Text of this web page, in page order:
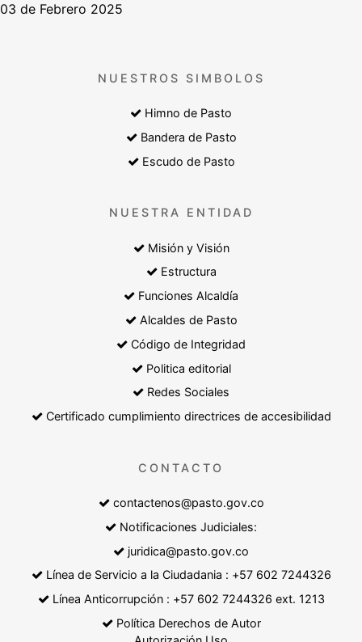
03 de Febrero 2025
NUESTROS SIMBOLOS
Himno de Pasto
Bandera de Pasto
Escudo de Pasto
NUESTRA ENTIDAD
Misión y Visión
Estructura
Funciones Alcaldía
Alcaldes de Pasto
Código de Integridad
Politica editorial
Redes Sociales
Certificado cumplimiento directrices de accesibilidad
CONTACTO
contactenos@pasto.gov.co
Notificaciones Judiciales:
juridica@pasto.gov.co
Línea de Servicio a la Ciudadania : +57 602 7244326
Línea Anticorrupción : +57 602 7244326 ext. 1213
Política Derechos de Autor